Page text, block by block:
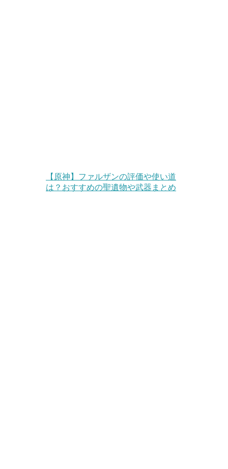
【原神】ファルザンの評価や使い道
は？おすすめの聖遺物や武器まとめ